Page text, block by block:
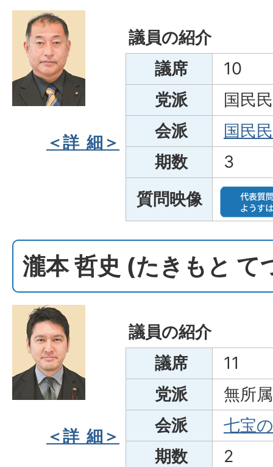
＜詳 細＞
議員の紹介
議席
10
党派
国民
会派
国民
期数
3
質問映像
瀧本 哲史 (たきもと て
＜詳 細＞
議員の紹介
議席
11
党派
無所属
会派
七宝
期数
2